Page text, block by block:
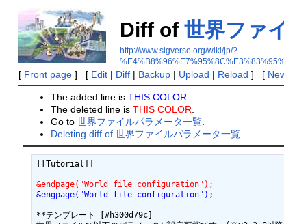
Diff of 世界ファ
http://www.sigverse.org/wiki/jp/?
[ Front page] [ Edit| Diff| Backup| Upload | Reload ] [
The added line isTHIS COLOR.
The deleted line isTHIS COLOR.
Go to世界ファイルパラメータ一覧.
Deleting diff of 世界ファイルパラメータ一覧
[[Tutorial]]
&endpage("World file configuration");
&engpage("World file configuration");
**テンプレート [#h300d79c]